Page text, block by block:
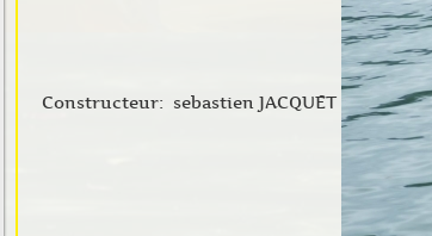
Constructeur: sebastien JACQUET